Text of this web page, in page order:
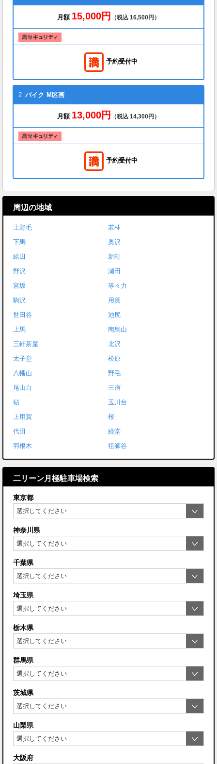
月額 15,000円 （税込 16,500円）
予約受付中
2 バイク M区画
月額 13,000円 （税込 14,300円）
予約受付中
周辺の地域
上野毛
若林
下馬
奥沢
給田
新町
野沢
瀬田
宮坂
等々力
駒沢
用賀
世田谷
池尻
上馬
南烏山
三軒茶屋
北沢
太子堂
松原
八幡山
野毛
尾山台
三宿
砧
玉川台
上用賀
桜
代田
経堂
羽根木
祖師谷
二リーン月極駐車場検索
東京都
神奈川県
千葉県
埼玉県
栃木県
群馬県
茨城県
山梨県
大阪府